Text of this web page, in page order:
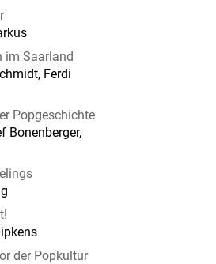
im Saarland
Ferdi
Popgeschichte
Bonenberger,
der Popkultur